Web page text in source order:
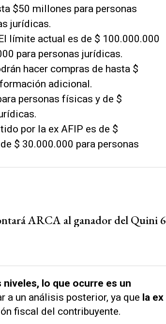
$50 millones para personas
jurídicas.
límite actual es de $ 100.000.000
para personas jurídicas.
hacer compras de hasta $
adicional.
personas físicas y de $
por la ex AFIP es de $
$ 30.000.000 para personas
ARCA al ganador del Quini 6
lo que ocurre es un
a un análisis posterior, ya que la ex
fiscal del contribuyente.